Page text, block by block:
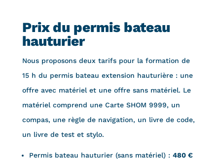
Prix du permis bateau
hauturier
Nous proposons deux tarifs pour la formation de
15 h du permis bateau extension hauturière : une
offre avec matériel et une offre sans matériel. Le
matériel comprend une Carte SHOM 9999, un
compas, une règle de navigation, un livre de code,
un livre de test et stylo.
Permis bateau hauturier (sans matériel) : 480 €